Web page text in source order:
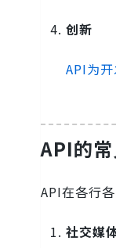
创新
API为
API的
API在各行
社交媒